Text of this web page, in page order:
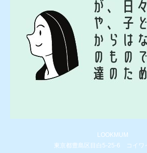
LOOKMUM
東京都豊島区目白5-25-6 コイワ